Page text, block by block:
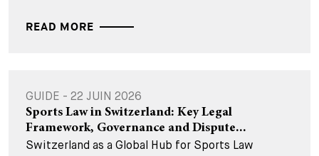
READ MORE
GUIDE - 22 JUIN 2026
Sports Law in Switzerland: Key Legal
Framework, Governance and Dispute...
Switzerland as a Global Hub for Sports Law